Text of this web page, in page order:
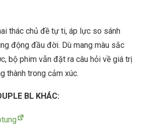
thác chủ đề tự ti, áp lực so sánh
động đầu đời. Dù mang màu sắc
bộ phim vẫn đặt ra câu hỏi về giá trị
thành trong cảm xúc.
BL KHÁC: